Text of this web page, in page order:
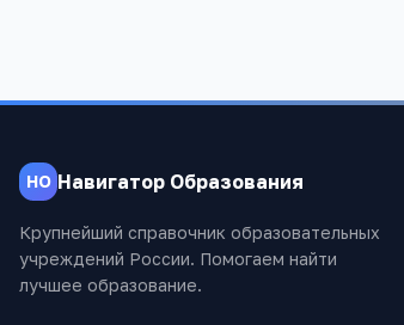
НО Навигатор Образования
Крупнейший справочник образовательных
учреждений России. Помогаем найти
лучшее образование.